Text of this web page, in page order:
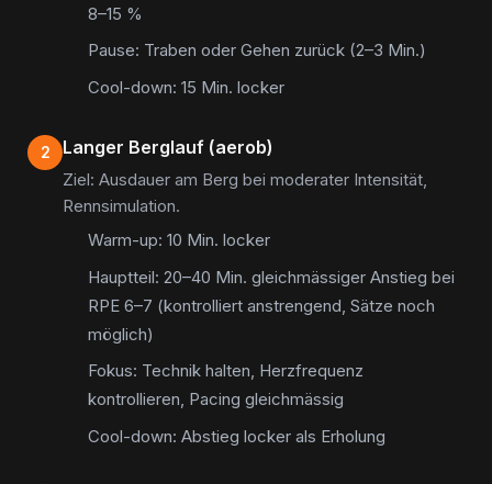
8–15 %
Pause: Traben oder Gehen zurück (2–3 Min.)
Cool-down: 15 Min. locker
2 Langer Berglauf (aerob)
Ziel: Ausdauer am Berg bei moderater Intensität,
Rennsimulation.
Warm-up: 10 Min. locker
Hauptteil: 20–40 Min. gleichmässiger Anstieg bei
RPE 6–7 (kontrolliert anstrengend, Sätze noch
möglich)
Fokus: Technik halten, Herzfrequenz
kontrollieren, Pacing gleichmässig
Cool-down: Abstieg locker als Erholung